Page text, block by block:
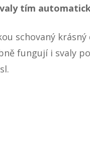
tím
schovaný
fungují i svaly